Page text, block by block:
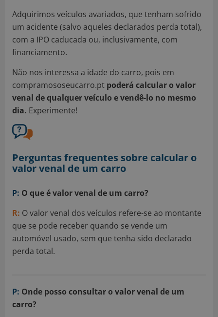
Adquirimos veículos avariados, que tenham sofrido
um acidente (salvo aqueles declarados perda total),
com a IPO caducada ou, inclusivamente, com
financiamento.
Não nos interessa a idade do carro, pois em
compramososeucarro.pt poderá calcular o valor
venal de qualquer veículo e vendê-lo no mesmo
dia. Experimente!
Perguntas frequentes sobre calcular o
valor venal de um carro
P: O que é valor venal de um carro?
R: O valor venal dos veículos refere-se ao montante
que se pode receber quando se vende um
automóvel usado, sem que tenha sido declarado
perda total.
P: Onde posso consultar o valor venal de um
carro?